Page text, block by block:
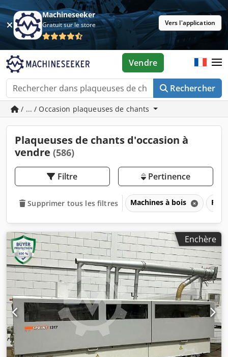
Machineseeker
Gratuit sur le store Vers l'application
Rechercher
Vendre
/ ... / Occasion plaqueuses de chants
Plaqueuses de chants d'occasion à
vendre (586)
Filtre Pertinence
Supprimer tous les filtres Machines à bois
Enchère